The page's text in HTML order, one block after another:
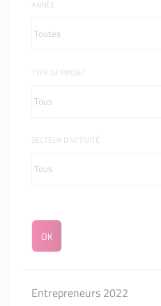
ANNÉE
TYPE DE PROJET
SECTEUR D'ACTIVITÉ
Entrepreneurs 2022